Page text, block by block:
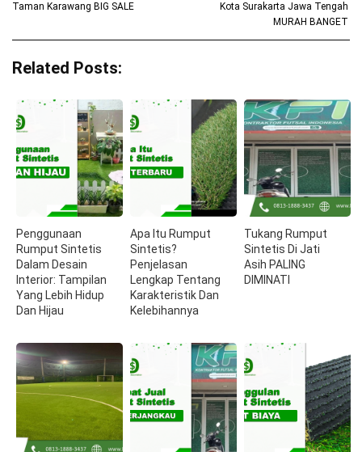
Taman Karawang BIG SALE
Kota Surakarta Jawa Tengah
MURAH BANGET
Related Posts:
Penggunaan
Rumput Sintetis
Dalam Desain
Interior: Tampilan
Yang Lebih Hidup
Dan Hijau
Apa Itu Rumput
Sintetis?
Penjelasan
Lengkap Tentang
Karakteristik Dan
Kelebihannya
Tukang Rumput
Sintetis Di Jati
Asih PALING
DIMINATI